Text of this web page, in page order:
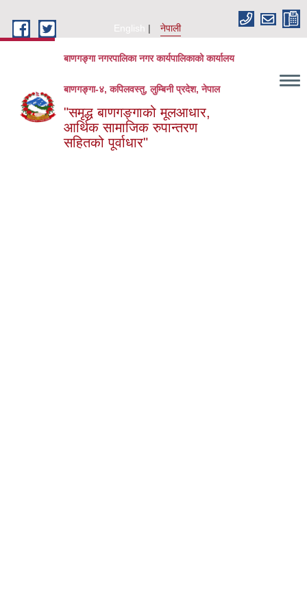
English
नेपाली
बाणगङ्गा नगरपालिका नगर कार्यपालिकाको कार्यालय
बाणगङ्गा-४, कपिलवस्तु, लुम्बिनी प्रदेश, नेपाल
"समृद्ध बाणगङ्गाको मूलआधार,
आर्थिक सामाजिक रुपान्तरण
सहितको पूर्वाधार"